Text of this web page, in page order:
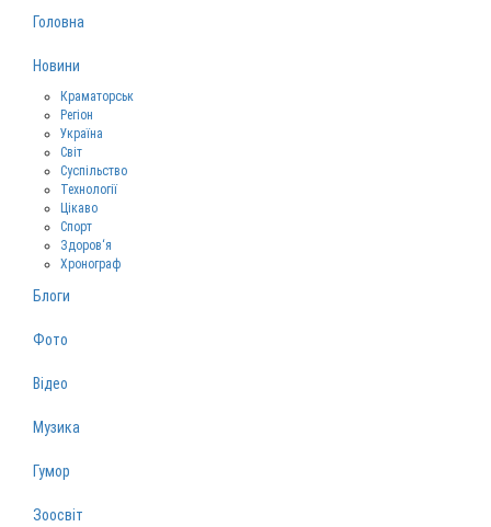
Головна
Новини
Краматорськ
Регіон
Україна
Світ
Суспільство
Технології
Цікаво
Спорт
Здоров‘я
Хронограф
Блоги
Фото
Відео
Музика
Гумор
Зоосвіт